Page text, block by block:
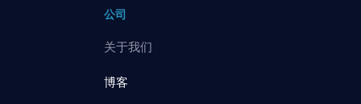
公司
关于我们
博客